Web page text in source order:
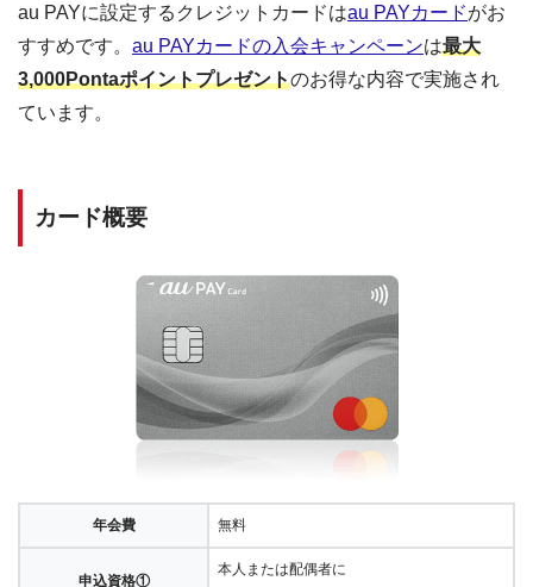
au PAYに設定するクレジットカードはau PAYカードがお
すすめです。 au PAYカードの入会キャンペーンは最大
3,000Pontaポイントプレゼントのお得な内容で実施され
ています。
カード概要
年会費 無料
申込資格①
本人または配偶者に